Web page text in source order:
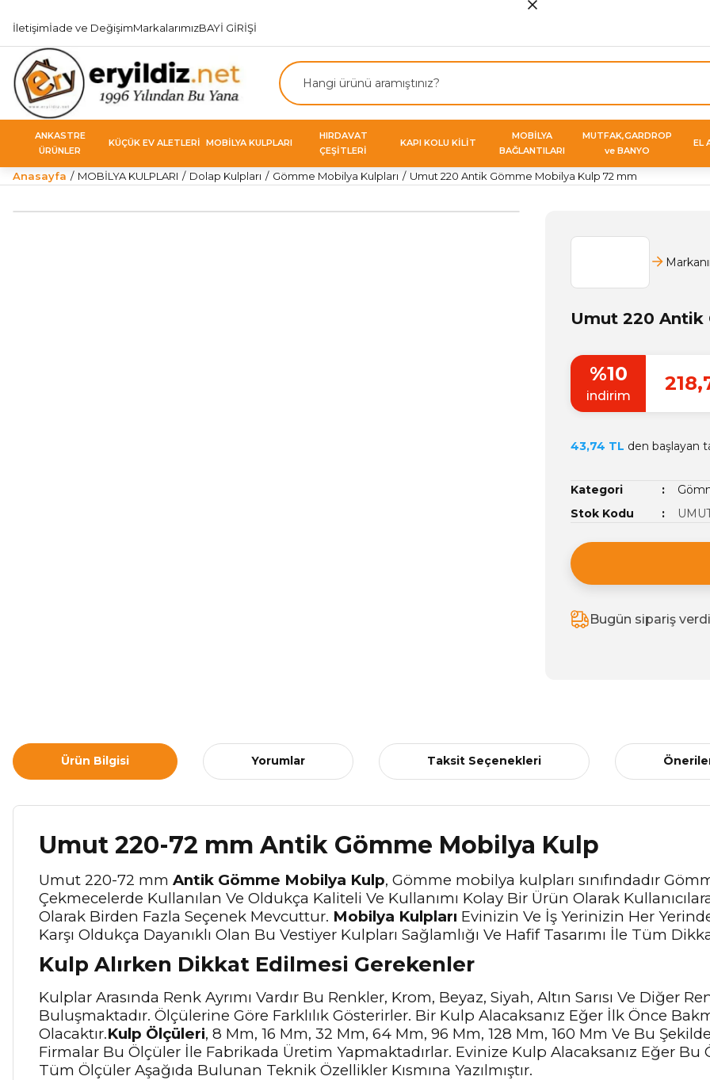
İletişimİade ve DeğişimMarkalarımızBAYİ GİRİŞİ
ANKASTRE
ÜRÜNLER
KÜÇÜK EV ALETLERİ MOBİLYA KULPLARI
HIRDAVAT
ÇEŞİTLERİ
KAPI KOLU KİLİT
MOBİLYA
BAĞLANTILARI
MUTFAK,GARDROP
ve BANYO
EL
Anasayfa MOBİLYA KULPLARI Dolap Kulpları Gömme Mobilya Kulpları Umut 220 Antik Gömme Mobilya Kulp 72 mm
Umut 220 Antik
%10
indirim
43,74 TL den başlayan
Kategori
Stok Kodu
Bugün sipariş
Ürün Bilgisi Yorumlar Taksit Seçenekleri
Umut 220-72 mm Antik Gömme Mobilya Kulp
Umut 220-72 mm Antik Gömme Mobilya Kulp, Gömme mobilya kulpları sınıfındadır
Çekmecelerde Kullanılan Ve Oldukça Kaliteli Ve Kullanımı Kolay Bir Ürün Olarak
Olarak Birden Fazla Seçenek Mevcuttur. Mobilya Kulpları Evinizin Ve İş Yerinizin Her
Karşı Oldukça Dayanıklı Olan Bu Vestiyer Kulpları Sağlamlığı Ve Hafif Tasarımı İle Tüm
Kulp Alırken Dikkat Edilmesi Gerekenler
Kulplar Arasında Renk Ayrımı Vardır Bu Renkler, Krom, Beyaz, Siyah, Altın Sarısı Ve Diğer
Buluşmaktadır. Ölçülerine Göre Farklılık Gösterirler. Bir Kulp Alacaksanız Eğer İlk Önce
Olacaktır.Kulp Ölçüleri, 8 Mm, 16 Mm, 32 Mm, 64 Mm, 96 Mm, 128 Mm, 160 Mm Ve Bu
Firmalar Bu Ölçüler İle Fabrikada Üretim Yapmaktadırlar. Evinize Kulp Alacaksanız Eğer Bu
Tüm Ölçüler Aşağıda Bulunan Teknik Özellikler Kısmına Yazılmıştır.